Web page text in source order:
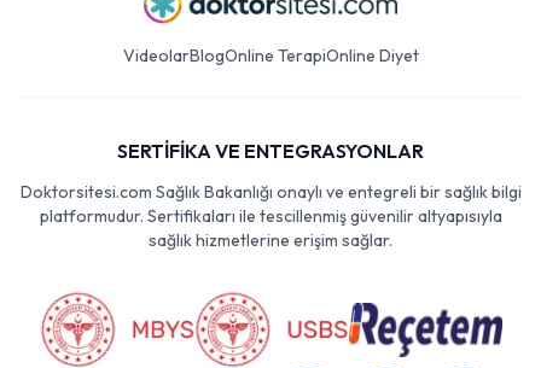
VideolarBlogOnline TerapiOnline Diyet
SERTİFİKA VE ENTEGRASYONLAR
Doktorsitesi.com Sağlık Bakanlığı onaylı ve entegreli bir sağlık bilgi
platformudur. Sertifikaları ile tescillenmiş güvenilir altyapısıyla
sağlık hizmetlerine erişim sağlar.